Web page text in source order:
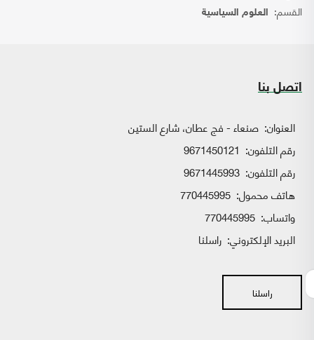
القسم: العلوم السياسية
اتصل بنا
العنوان: صنعاء - فج عطان، شارع الستين
رقم التلفون: 9671450121
رقم التلفون: 9671445993
هاتف محمول: 770445995
واتساب:
البريد الإلكتروني: راسلنا
راسلنا